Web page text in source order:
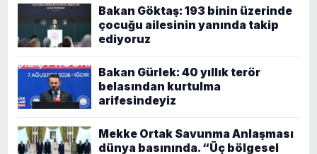
Bakan Göktaş: 193 binin üzerinde
çocuğu ailesinin yanında takip
ediyoruz
Bakan Gürlek: 40 yıllık terör
belasından kurtulma
arifesindeyiz
Mekke Ortak Savunma Anlaşması
dünya basınında. “Üç bölgesel